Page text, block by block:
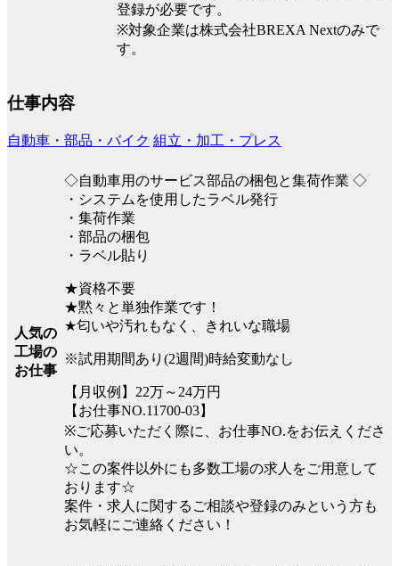
登録が必要です。
※対象企業は株式会社BREXA Nextのみで
す。
仕事内容
自動車・部品・バイク 組立・加工・プレス
人気の
工場の
お仕事
◇自動車用のサービス部品の梱包と集荷作業 ◇
・システムを使用したラベル発行
・集荷作業
・部品の梱包
・ラベル貼り
★資格不要
★黙々と単独作業です！
★匂いや汚れもなく、きれいな職場
※試用期間あり(2週間)時給変動なし
【月収例】22万～24万円
【お仕事NO.11700-03】
※ご応募いただく際に、お仕事NO.をお伝えくださ
い。
☆この案件以外にも多数工場の求人をご用意して
おります☆
案件・求人に関するご相談や登録のみという方も
お気軽にご連絡ください！